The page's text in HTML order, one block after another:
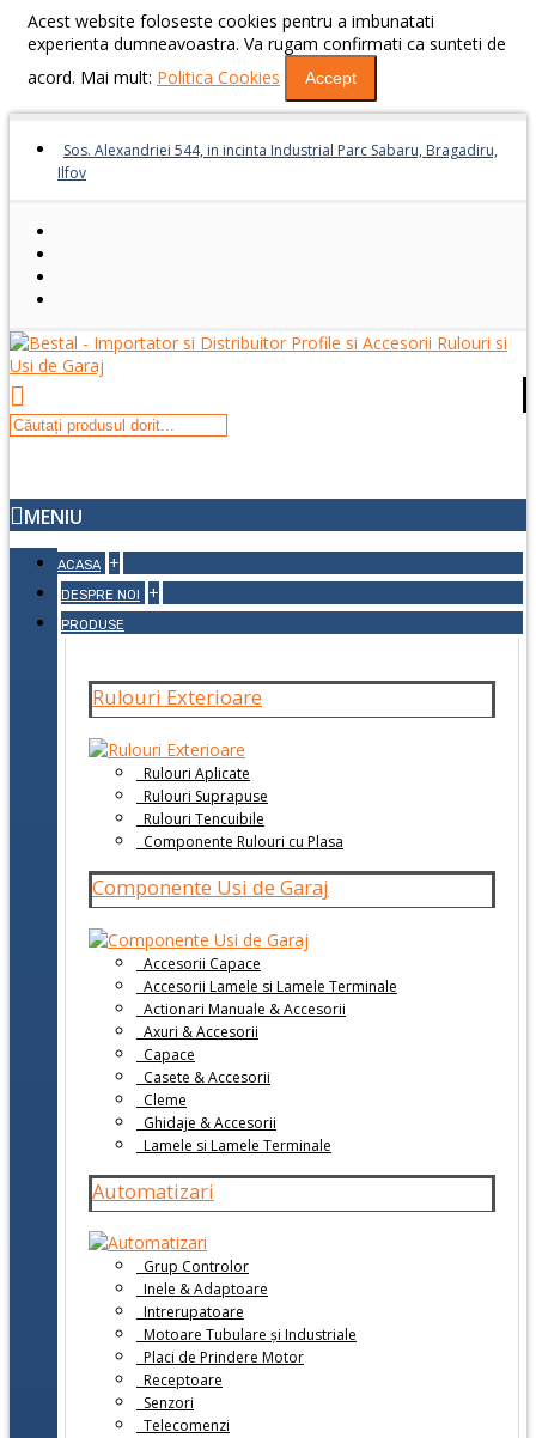
Acest website foloseste cookies pentru a imbunatati
experienta dumneavoastra. Va rugam confirmati ca sunteti de
acord. Mai mult: Politica Cookies Accept
Sos. Alexandriei 544, in incinta Industrial Parc Sabaru, Bragadiru,
Ilfov
MENIU
ACASA +
DESPRE NOI +
PRODUSE
Rulouri Exterioare
Rulouri Aplicate
Rulouri Suprapuse
Rulouri Tencuibile
Componente Rulouri cu Plasa
Componente Usi de Garaj
Accesorii Capace
Accesorii Lamele si Lamele Terminale
Actionari Manuale & Accesorii
Axuri & Accesorii
Capace
Casete & Accesorii
Cleme
Ghidaje & Accesorii
Lamele si Lamele Terminale
Automatizari
Grup Controlor
Inele & Adaptoare
Intrerupatoare
Motoare Tubulare și Industriale
Placi de Prindere Motor
Receptoare
Senzori
Telecomenzi